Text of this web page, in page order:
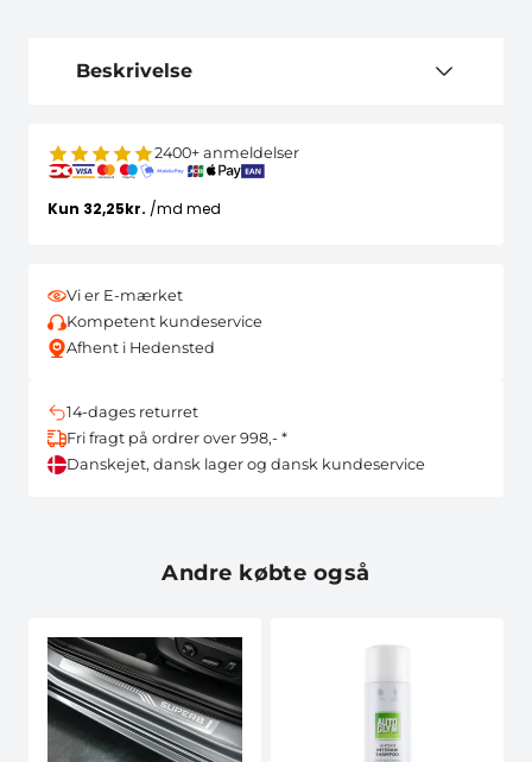
Beskrivelse
2400+ anmeldelser
Vi er E-mærket
Kompetent kundeservice
Afhent i Hedensted
14-dages returret
Fri fragt på ordrer over 998,- *
Danskejet, dansk lager og dansk kundeservice
Andre købte også